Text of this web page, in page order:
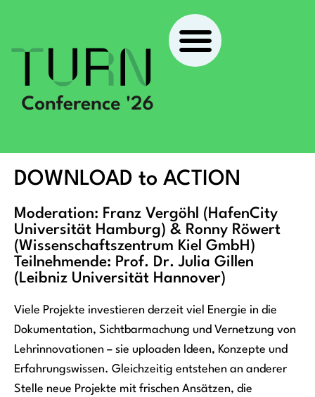
DOWNLOAD to ACTION
Moderation: Franz Vergöhl (HafenCity
Universität Hamburg) & Ronny Röwert
(Wissenschaftszentrum Kiel GmbH)
Teilnehmende: Prof. Dr. Julia Gillen
(Leibniz Universität Hannover)
Viele Projekte investieren derzeit viel Energie in die
Dokumentation, Sichtbarmachung und Vernetzung von
Lehrinnovationen – sie uploaden Ideen, Konzepte und
Erfahrungswissen. Gleichzeitig entstehen an anderer
Stelle neue Projekte mit frischen Ansätzen, die